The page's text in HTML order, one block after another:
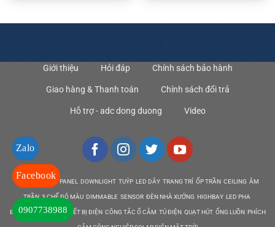
Giới thiệu Hỏi đáp Chính sách bảo hành
Giao hàng & Thanh toán Chính sách đổi trả
Hỗ trợ - adc dong duong Video
DEN LED BULB PANEL DOWNLIGHT TUÝP LED DÂY TRANG TRÍ ỐP TRẦN CEILING ÂM
TRẦN 3 CHẾ ĐỘ MÀU DIMMABLE SENSOR ĐÈN NHÀ XƯỞNG HIGHBAY LED PHA
EMERGENCY EXIT THIẾT BỊ ĐIỆN CÔNG TẮC Ổ CẮM TỦ ĐIỆN QUẠT HÚT ỐNG LUỒN PHÍCH
Zalo
Facebook
0907738988